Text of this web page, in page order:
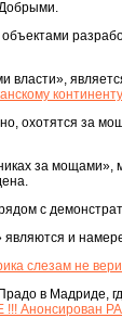
власти»,
охотятся за
за
с
и
слезам не
в Мадриде,
Анонсирован